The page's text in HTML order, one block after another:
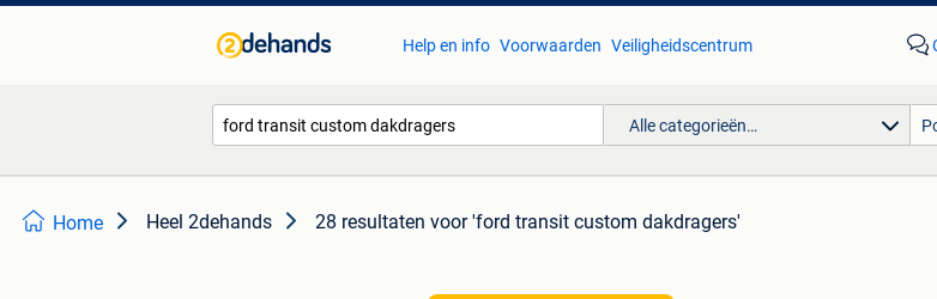
Help en info Voorwaarden Veiligheidscentrum
Alle categorieën…
Home Heel 2dehands 28 resultaten voor 'ford transit custom dakdragers'